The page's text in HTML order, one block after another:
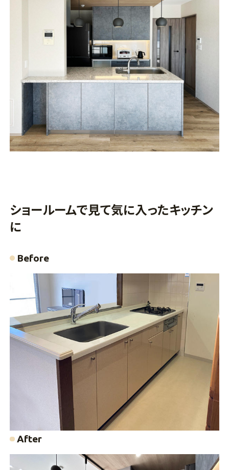
ショールームで見て気に入ったキッチン
に
Before
After